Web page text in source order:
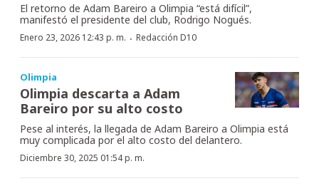
El retorno de Adam Bareiro a Olimpia “está difícil”,
manifestó el presidente del club, Rodrigo Nogués.
Enero 23, 2026 12:43 p. m. · Redacción D10
Olimpia
Olimpia descarta a Adam
Bareiro por su alto costo
Pese al interés, la llegada de Adam Bareiro a Olimpia está
muy complicada por el alto costo del delantero.
Diciembre 30, 2025 01:54 p. m.